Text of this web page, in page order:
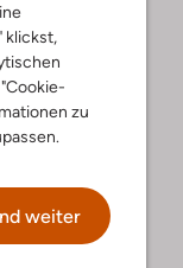
klickst,
zu
weiter